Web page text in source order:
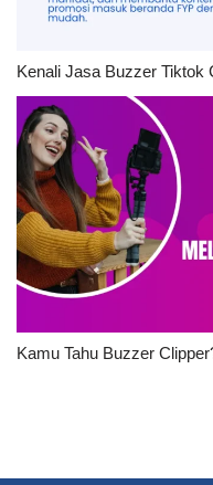
Kenali Jasa Buzzer Tiktok
Kamu Tahu Buzzer